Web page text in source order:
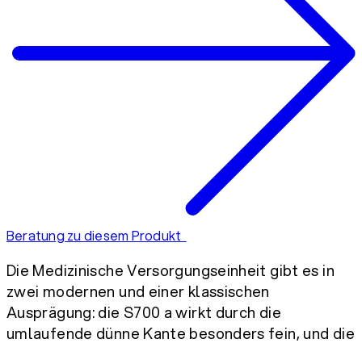
Beratung zu diesem Produkt
Die Medizinische Versorgungseinheit gibt es in
zwei modernen und einer klassischen
Ausprägung: die S700 a wirkt durch die
umlaufende dünne Kante besonders fein, und die